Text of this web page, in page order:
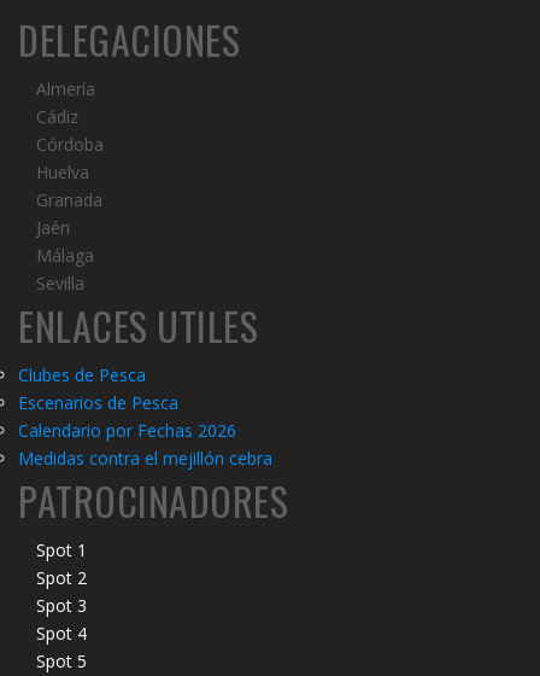
DELEGACIONES
Almería
Cádiz
Córdoba
Huelva
Granada
Jaén
Málaga
Sevilla
ENLACES UTILES
Clubes de Pesca
Escenarios de Pesca
Calendario por Fechas 2026
Medidas contra el mejillón cebra
PATROCINADORES
Spot 1
Spot 2
Spot 3
Spot 4
Spot 5